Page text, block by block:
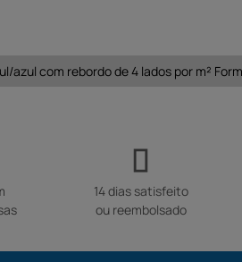
azul com rebordo de 4 lados por m²
14 dias satisfeito
ou reembolsado